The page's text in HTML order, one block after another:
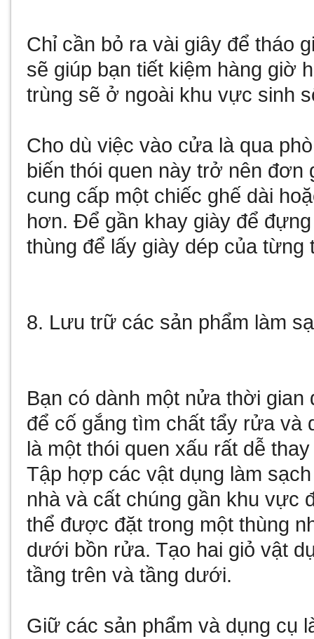
Chỉ cần bỏ ra vài giây để tháo
sẽ giúp bạn tiết kiệm hàng giờ
trùng sẽ ở ngoài khu vực sinh
Cho dù việc vào cửa là qua
biến thói quen này trở nên
cung cấp một chiếc ghế dài
hơn. Để gần khay giày để
thùng để lấy giày dép của từng
8. Lưu trữ các sản phẩm làm
Bạn có dành một nửa thời
để cố gắng tìm chất tẩy rửa
là một thói quen xấu rất dễ
Tập hợp các vật dụng làm
nhà và cất chúng gần khu vực
thể được đặt trong một thùng
dưới bồn rửa. Tạo hai giỏ vật
tầng trên và tầng dưới.
Giữ các sản phẩm và dụng cụ